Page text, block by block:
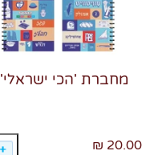
מחברת 'הכי ישראלי'
20.00 ₪